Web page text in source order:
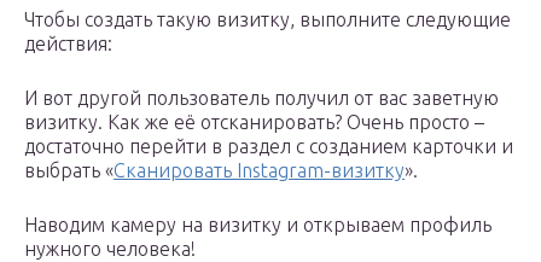
Чтобы создать такую визитку, выполните следующие
действия:
И вот другой пользователь получил от вас заветную
визитку. Как же её отсканировать? Очень просто –
достаточно перейти в раздел с созданием карточки и
выбрать «Сканировать Instagram-визитку».
Наводим камеру на визитку и открываем профиль
нужного человека!